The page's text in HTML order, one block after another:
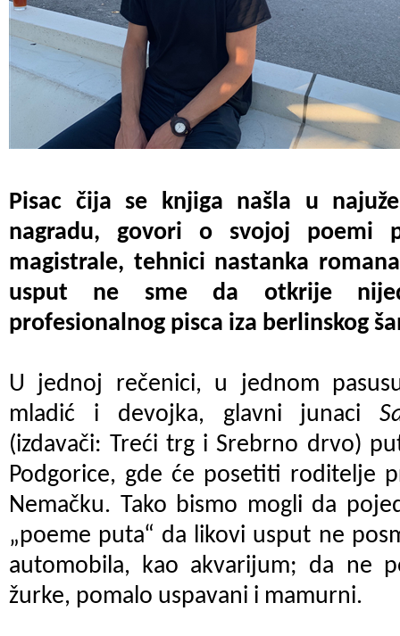
Pisac čija se knjiga našla u
nagradu, govori o svojoj poemi
magistrale, tehnici nastanka
usput ne sme da otkrije
profesionalnog pisca iza berlinskog
U jednoj rečenici, u jednom
mladić i devojka, glavni junaci
(izdavači: Treći trg i Srebrno drvo)
Podgorice, gde će posetiti roditelje
Nemačku. Tako bismo mogli da
„poeme puta“ da likovi usput ne
automobila, kao akvarijum; da ne
žurke, pomalo uspavani i mamurni.